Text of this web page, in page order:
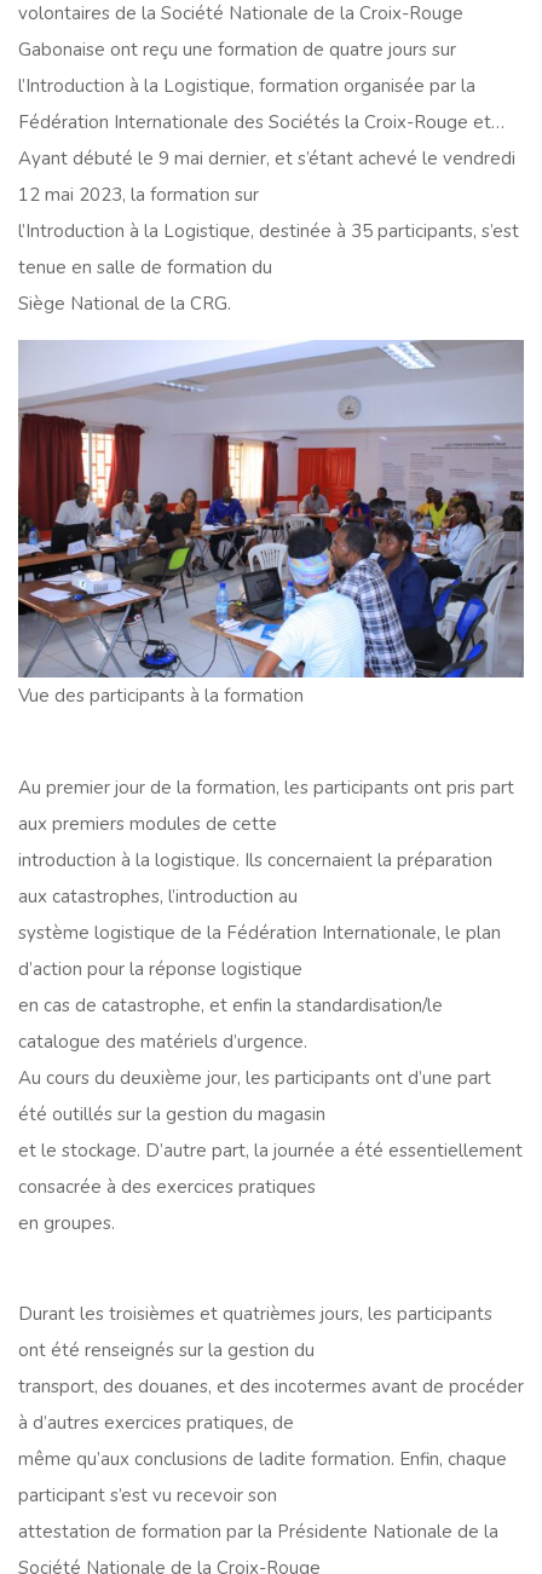
volontaires de la Société Nationale de la Croix-Rouge
Gabonaise ont reçu une formation de quatre jours sur
l’Introduction à la Logistique, formation organisée par la
Fédération Internationale des Sociétés la Croix-Rouge et…
Ayant débuté le 9 mai dernier, et s’étant achevé le vendredi
12 mai 2023, la formation sur
l’Introduction à la Logistique, destinée à 35 participants, s’est
tenue en salle de formation du
Siège National de la CRG.
Vue des participants à la formation
Au premier jour de la formation, les participants ont pris part
aux premiers modules de cette
introduction à la logistique. Ils concernaient la préparation
aux catastrophes, l’introduction au
système logistique de la Fédération Internationale, le plan
d’action pour la réponse logistique
en cas de catastrophe, et enfin la standardisation/le
catalogue des matériels d’urgence.
Au cours du deuxième jour, les participants ont d’une part
été outillés sur la gestion du magasin
et le stockage. D’autre part, la journée a été essentiellement
consacrée à des exercices pratiques
en groupes.
Durant les troisièmes et quatrièmes jours, les participants
ont été renseignés sur la gestion du
transport, des douanes, et des incotermes avant de procéder
à d’autres exercices pratiques, de
même qu’aux conclusions de ladite formation. Enfin, chaque
participant s’est vu recevoir son
attestation de formation par la Présidente Nationale de la
Société Nationale de la Croix-Rouge